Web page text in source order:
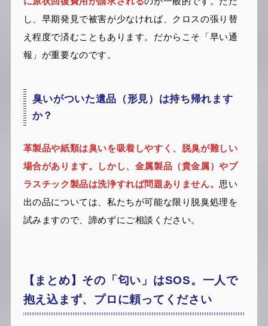
し、早期発見で被害が少なければ、クロスの張り替
え程度で済むこともあります。だからこそ「早い通
報」が重要なのです。
臭いがついた遺品（形見）は持ち帰れます
か？
革製品や紙類は臭いを吸着しやすく、脱臭が難しい
場合があります。しかし、金属製品（貴金属）やプ
ラスチック製品は洗浄すれば問題ありません。思い
出の品については、私たちが可能な限り脱臭処理を
試みますので、諦めずにご相談ください。
【まとめ】その「匂い」はSOS。一人で
抱え込まず、プロに頼ってください